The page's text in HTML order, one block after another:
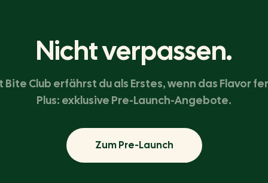
Nicht verpassen.
Bite Club erfährst du als Erstes, wenn das Flavor
Plus: exklusive Pre-Launch-Angebote.
Zum Pre-Launch